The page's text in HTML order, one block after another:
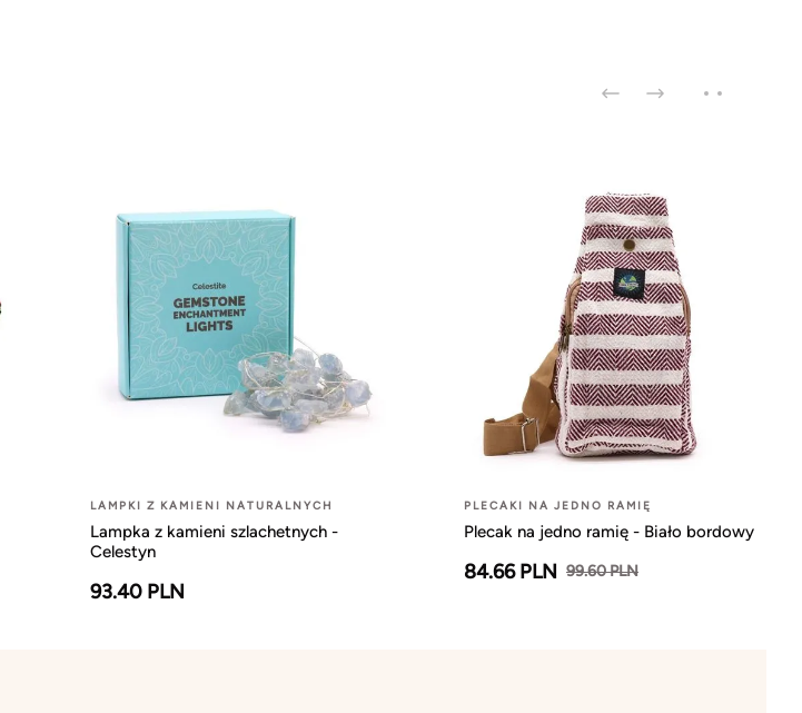
LAMPKI Z KAMIENI NATURALNYCH
Lampka z kamieni szlachetnych -
Celestyn
93.40 PLN
PLECAKI NA JEDNO RAMIĘ
Plecak na jedno ramię - Biało bordowy
84.66 PLN 99.60 PLN